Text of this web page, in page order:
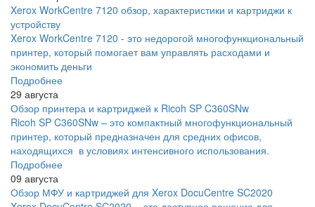
Xerox WorkCentre 7120 обзор, характеристики и картриджи к
устройству
Xerox WorkCentre 7120 - это недорогой многофункциональный
принтер, который помогает вам управлять расходами и
экономить деньги
Подробнее
29 августа
Обзор принтера и картриджей к Ricoh SP C360SNw
Ricoh SP C360SNw – это компактный многофункциональный
принтер, который предназначен для средних офисов,
находящихся в условиях интенсивного использования.
Подробнее
09 августа
Обзор МФУ и картриджей для Xerox DocuCentre SC2020